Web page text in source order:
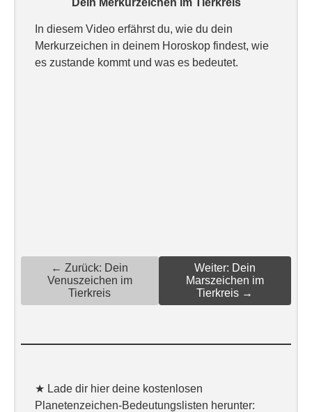
Dein Merkurzeichen im Tierkreis
In diesem Video erfährst du, wie du dein
Merkurzeichen in deinem Horoskop findest, wie
es zustande kommt und was es bedeutet.
← Zurück: Dein
Venuszeichen im
Tierkreis
Weiter: Dein
Marszeichen im
Tierkreis →
★ Lade dir hier deine kostenlosen
Planetenzeichen-Bedeutungslisten herunter: